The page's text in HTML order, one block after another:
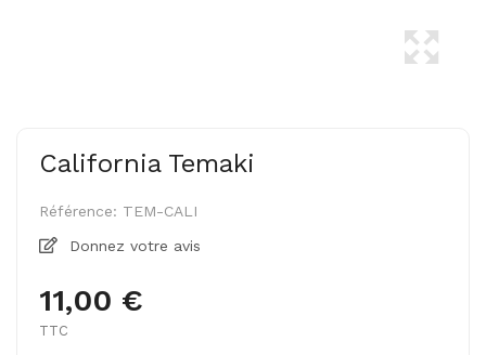
California Temaki
Référence: TEM-CALI
Donnez votre avis
11,00 €
TTC